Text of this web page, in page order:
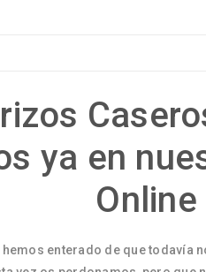
ya en
Online
hemos enterado de que todavía